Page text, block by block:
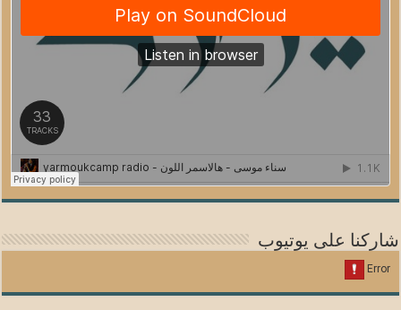
شاركنا على يوتيوب